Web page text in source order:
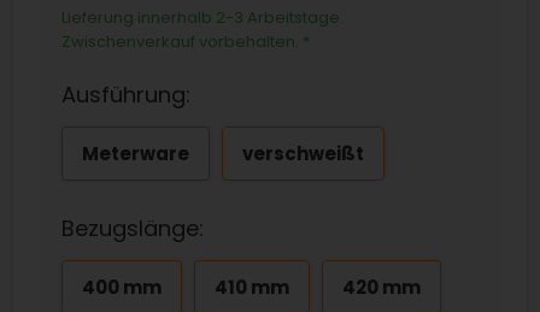
Lieferung innerhalb 2-3 Arbeitstage.
Zwischenverkauf vorbehalten. *
Ausführung:
Meterware verschweißt
Bezugslänge:
400 mm 410 mm 420 mm